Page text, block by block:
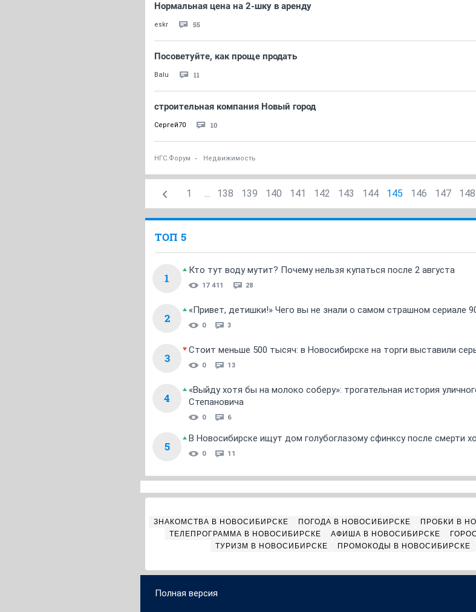
Нормальная цена на 2-шку в аренду
eskr 55
Посоветуйте, как проще продать
Balu 11
строительная компания Новый город
Сергей70 10
НГС.Форум Недвижимость
1 ... 138 139 140 141 142 143 144 145 146 147 148
ТОП 5
1
Кто тут воду мутит? Почему нельзя купаться после 2 августа
17 411 28
2
«Привет, детишки!» Чего вы не знали о самом страшном сериале
0 3
3
Стоит меньше 500 тысяч: в Новосибирске на торги выставили
0 13
4
«Выйду хотя бы на молоко соберу»: трогательная история
Степановича
0 6
5
В Новосибирске ищут дом голубоглазому сфинксу после смерти
0 11
ЗНАКОМСТВА В НОВОСИБИРСКЕ ПОГОДА В НОВОСИБИРСКЕ ПРОБКИ В
ТЕЛЕПРОГРАММА В НОВОСИБИРСКЕ
АФИША В НОВОСИБИРСКЕ
ТУРИЗМ В НОВОСИБИРСКЕ
ПРОМОКОДЫ В НОВОСИБИРСКЕ
Полная версия